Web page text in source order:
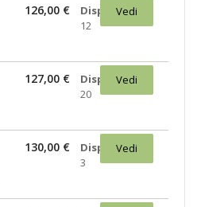
126,00 €
Disponibili:
12
Vedi
127,00 €
Disponibili:
20
Vedi
130,00 €
Disponibili:
3
Vedi